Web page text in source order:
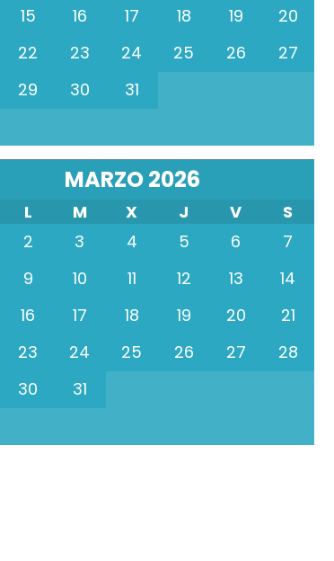
15 16 17 18 19
20
22 23 24 25 26
27
29 30 31
MARZO 2026
L M X J V
S
2 3 4 5 6
7
9 10 11 12 13
14
16 17 18 19 20
21
23 24 25 26 27
28
30 31